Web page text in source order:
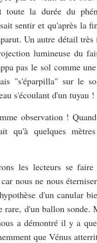
toute la durée du
sentir et qu'après la
Un autre détail très
lumineuse du
pas le sol comme
"s'éparpilla" sur le
s'écoulant d'un tuyau !
observation !
qu'à quelques
les lecteurs se
nous ne nous
d'un canular
rare, d'un ballon sonde.
a démontré il y a
que Vénus